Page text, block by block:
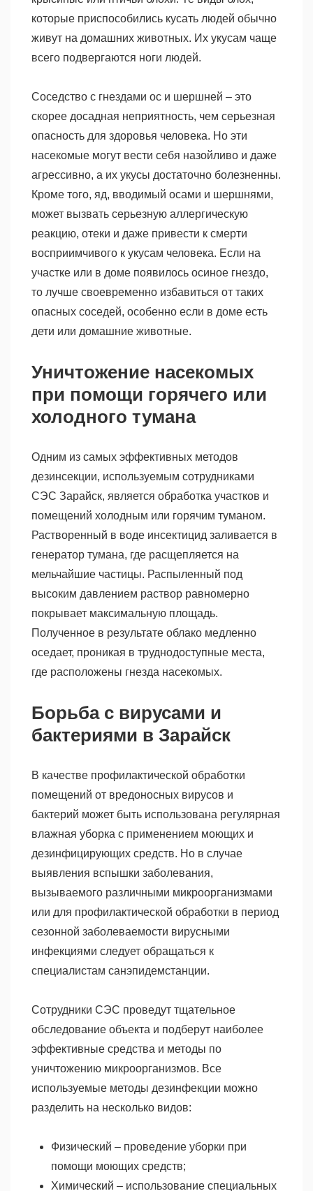
которые приспособились кусать людей обычно
живут на домашних животных. Их укусам чаще
всего подвергаются ноги людей.
Соседство с гнездами ос и шершней – это
скорее досадная неприятность, чем серьезная
опасность для здоровья человека. Но эти
насекомые могут вести себя назойливо и даже
агрессивно, а их укусы достаточно болезненны.
Кроме того, яд, вводимый осами и шершнями,
может вызвать серьезную аллергическую
реакцию, отеки и даже привести к смерти
восприимчивого к укусам человека. Если на
участке или в доме появилось осиное гнездо,
то лучше своевременно избавиться от таких
опасных соседей, особенно если в доме есть
дети или домашние животные.
Уничтожение насекомых
при помощи горячего или
холодного тумана
Одним из самых эффективных методов
дезинсекции, используемым сотрудниками
СЭС Зарайск, является обработка участков и
помещений холодным или горячим туманом.
Растворенный в воде инсектицид заливается в
генератор тумана, где расщепляется на
мельчайшие частицы. Распыленный под
высоким давлением раствор равномерно
покрывает максимальную площадь.
Полученное в результате облако медленно
оседает, проникая в труднодоступные места,
где расположены гнезда насекомых.
Борьба с вирусами и
бактериями в Зарайск
В качестве профилактической обработки
помещений от вредоносных вирусов и
бактерий может быть использована регулярная
влажная уборка с применением моющих и
дезинфицирующих средств. Но в случае
выявления вспышки заболевания,
вызываемого различными микроорганизмами
или для профилактической обработки в период
сезонной заболеваемости вирусными
инфекциями следует обращаться к
специалистам санэпидемстанции.
Сотрудники СЭС проведут тщательное
обследование объекта и подберут наиболее
эффективные средства и методы по
уничтожению микроорганизмов. Все
используемые методы дезинфекции можно
разделить на несколько видов:
Физический – проведение уборки при
помощи моющих средств;
Химический – использование специальных